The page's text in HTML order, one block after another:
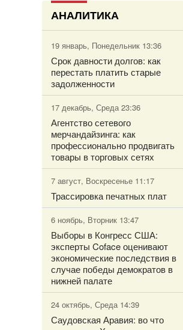
АНАЛИТИКА
19 январь, Понедельник 13:36
Срок давности долгов: как
перестать платить старые
задолженности
17 декабрь, Среда 23:36
Агентство сетевого
мерчандайзинга: как
профессионально продвигать
товары в торговых сетях
7 август, Воскресенье 11:17
Трассировка печатных плат
6 ноябрь, Вторник 13:47
Выборы в Конгресс США:
эксперты Coface оценивают
экономические последствия в
случае победы демократов в
нижней палате
24 октябрь, Среда 14:39
Саудовская Аравия: во что